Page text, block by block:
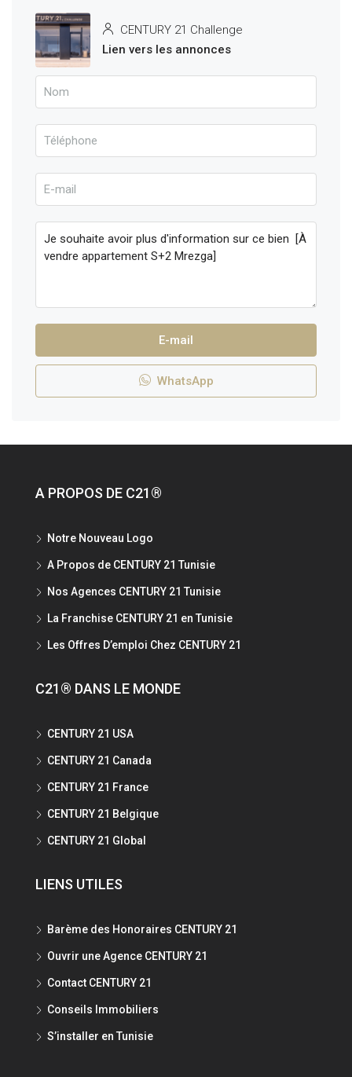
CENTURY 21 Challenge
Lien vers les annonces
E-mail
WhatsApp
A PROPOS DE C21®
Notre Nouveau Logo
A Propos de CENTURY 21 Tunisie
Nos Agences CENTURY 21 Tunisie
La Franchise CENTURY 21 en Tunisie
Les Offres D’emploi Chez CENTURY 21
C21® DANS LE MONDE
CENTURY 21 USA
CENTURY 21 Canada
CENTURY 21 France
CENTURY 21 Belgique
CENTURY 21 Global
LIENS UTILES
Barème des Honoraires CENTURY 21
Ouvrir une Agence CENTURY 21
Contact CENTURY 21
Conseils Immobiliers
S’installer en Tunisie